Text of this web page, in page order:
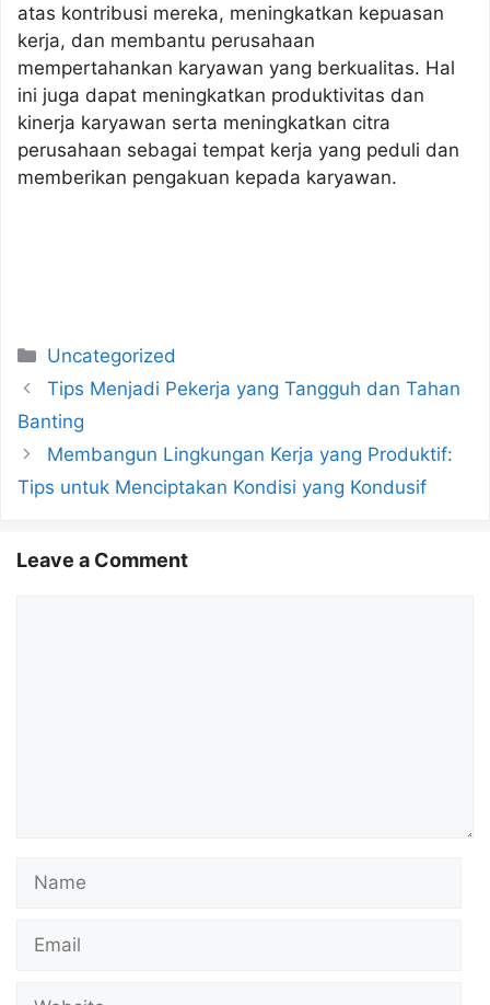
atas kontribusi mereka, meningkatkan kepuasan
kerja, dan membantu perusahaan
mempertahankan karyawan yang berkualitas. Hal
ini juga dapat meningkatkan produktivitas dan
kinerja karyawan serta meningkatkan citra
perusahaan sebagai tempat kerja yang peduli dan
memberikan pengakuan kepada karyawan.
Categories
Uncategorized
Tips Menjadi Pekerja yang Tangguh dan Tahan
Banting
Membangun Lingkungan Kerja yang Produktif:
Tips untuk Menciptakan Kondisi yang Kondusif
Leave a Comment